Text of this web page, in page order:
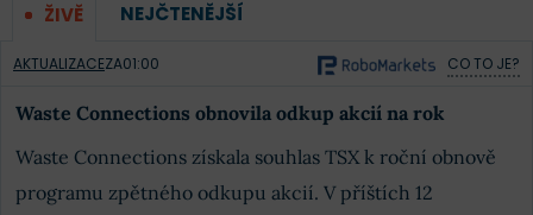
ŽIVĚ NEJČTENĚJŠÍ
AKTUALIZACEZA01:00 CO TO JE?
Waste Connections obnovila odkup akcií na rok
Waste Connections získala souhlas TSX k roční obnově
programu zpětného odkupu akcií. V příštích 12